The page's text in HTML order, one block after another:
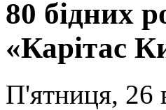
80 бідних
«Карітас
П'ятниця, 26